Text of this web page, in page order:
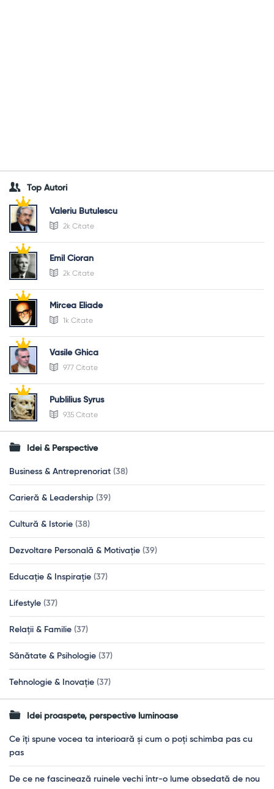
Top Autori
Valeriu Butulescu
2k Citate
Emil Cioran
2k Citate
Mircea Eliade
1k Citate
Vasile Ghica
977 Citate
Publilius Syrus
935 Citate
Idei & Perspective
Business & Antreprenoriat (38)
Carieră & Leadership (39)
Cultură & Istorie (38)
Dezvoltare Personală & Motivație (39)
Educație & Inspirație (37)
Lifestyle (37)
Relații & Familie (37)
Sănătate & Psihologie (37)
Tehnologie & Inovație (37)
Idei proaspete, perspective luminoase
Ce îți spune vocea ta interioară și cum o poți schimba pas cu
pas
De ce ne fascinează ruinele vechi într-o lume obsedată de nou